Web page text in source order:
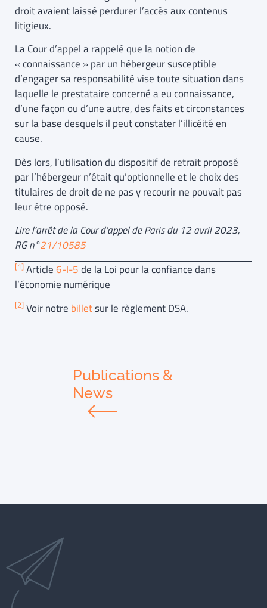
droit avaient laissé perdurer l’accès aux contenus
litigieux.
La Cour d’appel a rappelé que la notion de
« connaissance » par un hébergeur susceptible
d’engager sa responsabilité vise toute situation dans
laquelle le prestataire concerné a eu connaissance,
d’une façon ou d’une autre, des faits et circonstances
sur la base desquels il peut constater l’illicéité en
cause.
Dès lors, l’utilisation du dispositif de retrait proposé
par l’hébergeur n’était qu’optionnelle et le choix des
titulaires de droit de ne pas y recourir ne pouvait pas
leur être opposé.
Lire l’arrêt de la Cour d’appel de Paris du 12 avril 2023,
RG n°21/10585
[1] Article6-I-5de la Loi pour la confiance dans
l’économie numérique
[2] Voir notre billetsur le règlement DSA.
Publications &
News